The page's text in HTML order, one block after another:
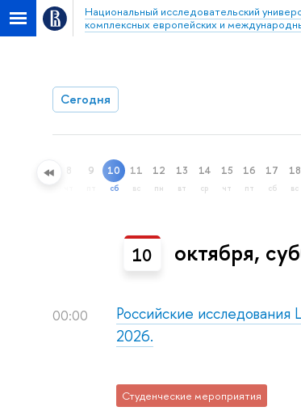
Национальный исследовательский
комплексных европейских и
Сегодня
7 8 9 10
сб
11
вс
12
пн
13
вт
14
ср
15
чт
16
пт
17
сб
18
вс
10 октября,
00:00
Российские
2026.
Студенческие мероприятия